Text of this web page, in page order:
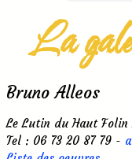
La
Bruno Alleos
Le Lutin du Haut Folin
Tel : 06 73 20 87 79 -